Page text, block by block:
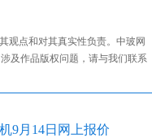
观点和对其真实性负责。中玻网
及作品版权问题，请与我们联系
9月14日网上报价